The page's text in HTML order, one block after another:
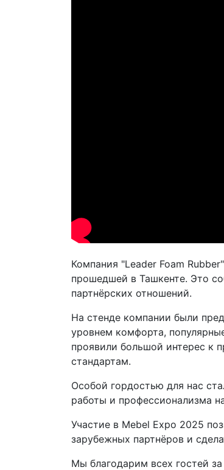
Компания "Leader Foam
прошедшей в Ташкенте. Это
партнёрских отношений.
На стенде компании были
уровнем комфорта,
проявили большой интерес к
стандартам.
Особой гордостью для нас
работы и профессионализма
Участие в Mebel Expo 2025
зарубежных партнёров и
Мы благодарим всех гостей